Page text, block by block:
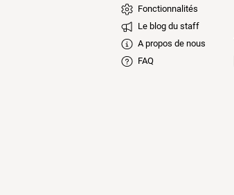
Fonctionnalités
Le blog du staff
A propos de nous
FAQ